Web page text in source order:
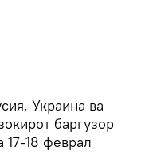
Украина ва
баргузор
18 феврал